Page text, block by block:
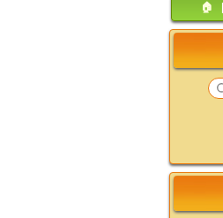
🏠︎